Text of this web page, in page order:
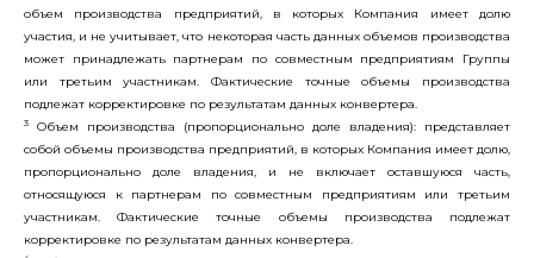
объем производства предприятий, в которых Компания имеет долю
участия, и не учитывает, что некоторая часть данных объемов производства
может принадлежать партнерам по совместным предприятиям Группы
или третьим участникам. Фактические точные объемы производства
подлежат корректировке по результатам данных конвертера.
3
Объем производства (пропорционально доле владения): представляет
собой объемы производства предприятий, в которых Компания имеет долю,
пропорционально доле владения, и не включает оставшуюся часть,
относящуюся к партнерам по совместным предприятиям или третьим
участникам. Фактические точные объемы производства подлежат
корректировке по результатам данных конвертера.